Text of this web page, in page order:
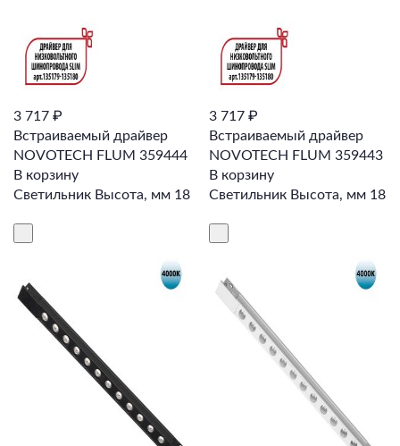
3 717 ₽
Встраиваемый драйвер
NOVOTECH FLUM 359444
В корзину
Светильник Высота, мм 18
3 717 ₽
Встраиваемый драйвер
NOVOTECH FLUM 359443
В корзину
Светильник Высота, мм 18